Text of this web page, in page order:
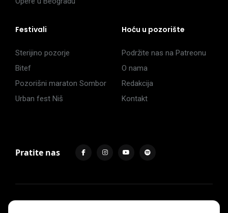
Festivali
Sterijino pozorje
Bitef
Pozorišni maraton Sombor
Urban fest Niš
Hoću u pozorište
Podržite nas na Patreonu
O nama
Redakcija
Kontakt
Pratite nas